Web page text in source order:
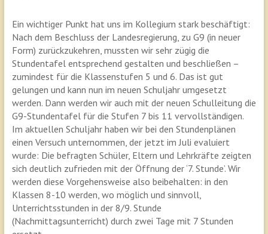
Ein wichtiger Punkt hat uns im Kollegium stark beschäftigt:
Nach dem Beschluss der Landesregierung, zu G9 (in neuer
Form) zurückzukehren, mussten wir sehr zügig die
Stundentafel entsprechend gestalten und beschließen –
zumindest für die Klassenstufen 5 und 6. Das ist gut
gelungen und kann nun im neuen Schuljahr umgesetzt
werden. Dann werden wir auch mit der neuen Schulleitung die
G9-Stundentafel für die Stufen 7 bis 11 vervollständigen.
Im aktuellen Schuljahr haben wir bei den Stundenplänen
einen Versuch unternommen, der jetzt im Juli evaluiert
wurde: Die befragten Schüler, Eltern und Lehrkräfte zeigten
sich deutlich zufrieden mit der Öffnung der ‘7. Stunde’. Wir
werden diese Vorgehensweise also beibehalten: in den
Klassen 8-10 werden, wo möglich und sinnvoll,
Unterrichtsstunden in der 8/9. Stunde
(Nachmittagsunterricht) durch zwei Tage mit 7 Stunden